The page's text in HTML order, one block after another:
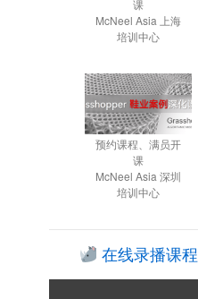
课
McNeel Asia 上海
培训中心
预约课程、满员开
课
McNeel Asia 深圳
培训中心
在线录播课程